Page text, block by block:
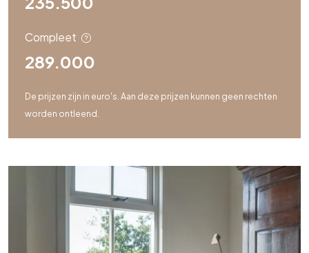
Compleet
289.000
De prijzen zijn in euro's. Aan deze prijzen kunnen geen rechten
worden ontleend.